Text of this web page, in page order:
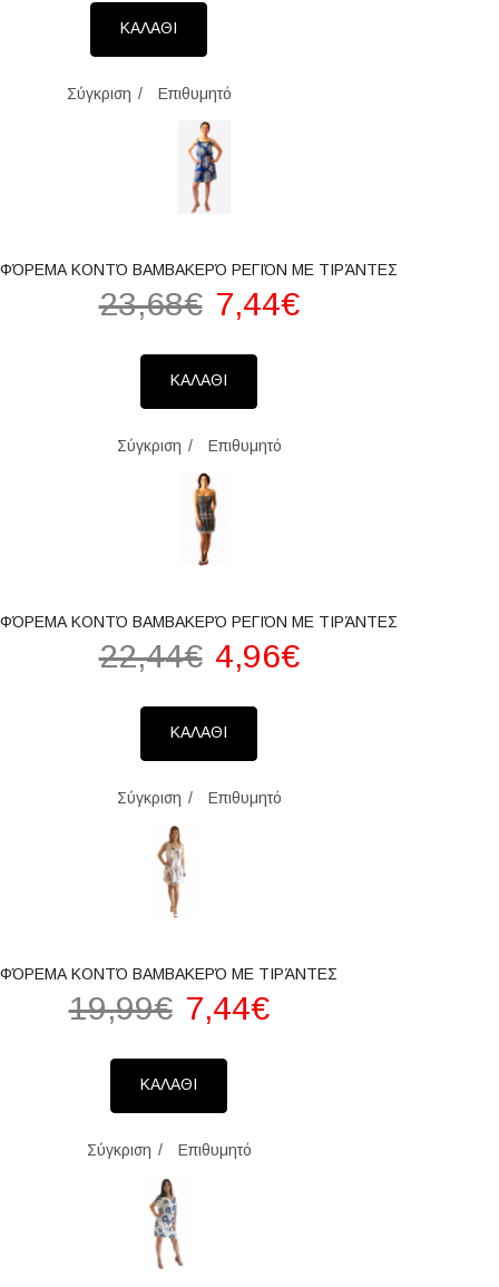
ΚΑΛΑΘΙ
Σύγκριση Επιθυμητό
ΦΌΡΕΜΑ ΚΟΝΤΌ ΒΑΜΒΑΚΕΡΌ ΡΕΓΙΌΝ ΜΕ ΤΙΡΆΝΤΕΣ
23,68€ 7,44€
ΚΑΛΑΘΙ
Σύγκριση Επιθυμητό
ΦΌΡΕΜΑ ΚΟΝΤΌ ΒΑΜΒΑΚΕΡΌ ΡΕΓΙΌΝ ΜΕ ΤΙΡΆΝΤΕΣ
22,44€ 4,96€
ΚΑΛΑΘΙ
Σύγκριση Επιθυμητό
ΦΌΡΕΜΑ ΚΟΝΤΌ ΒΑΜΒΑΚΕΡΌ ΜΕ ΤΙΡΆΝΤΕΣ
19,99€ 7,44€
ΚΑΛΑΘΙ
Σύγκριση Επιθυμητό